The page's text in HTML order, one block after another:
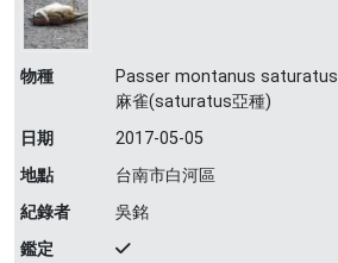
物種
Passer montanus saturatus
麻雀(saturatus亞種)
日期
2017-05-05
地點
台南市白河區
紀錄者
吳銘
鑑定